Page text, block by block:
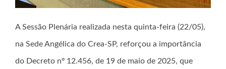
A Sessão Plenária realizada nesta quinta-feira (22/05),
na Sede Angélica do Crea-SP, reforçou a importância
do Decreto nº 12.456, de 19 de maio de 2025, que